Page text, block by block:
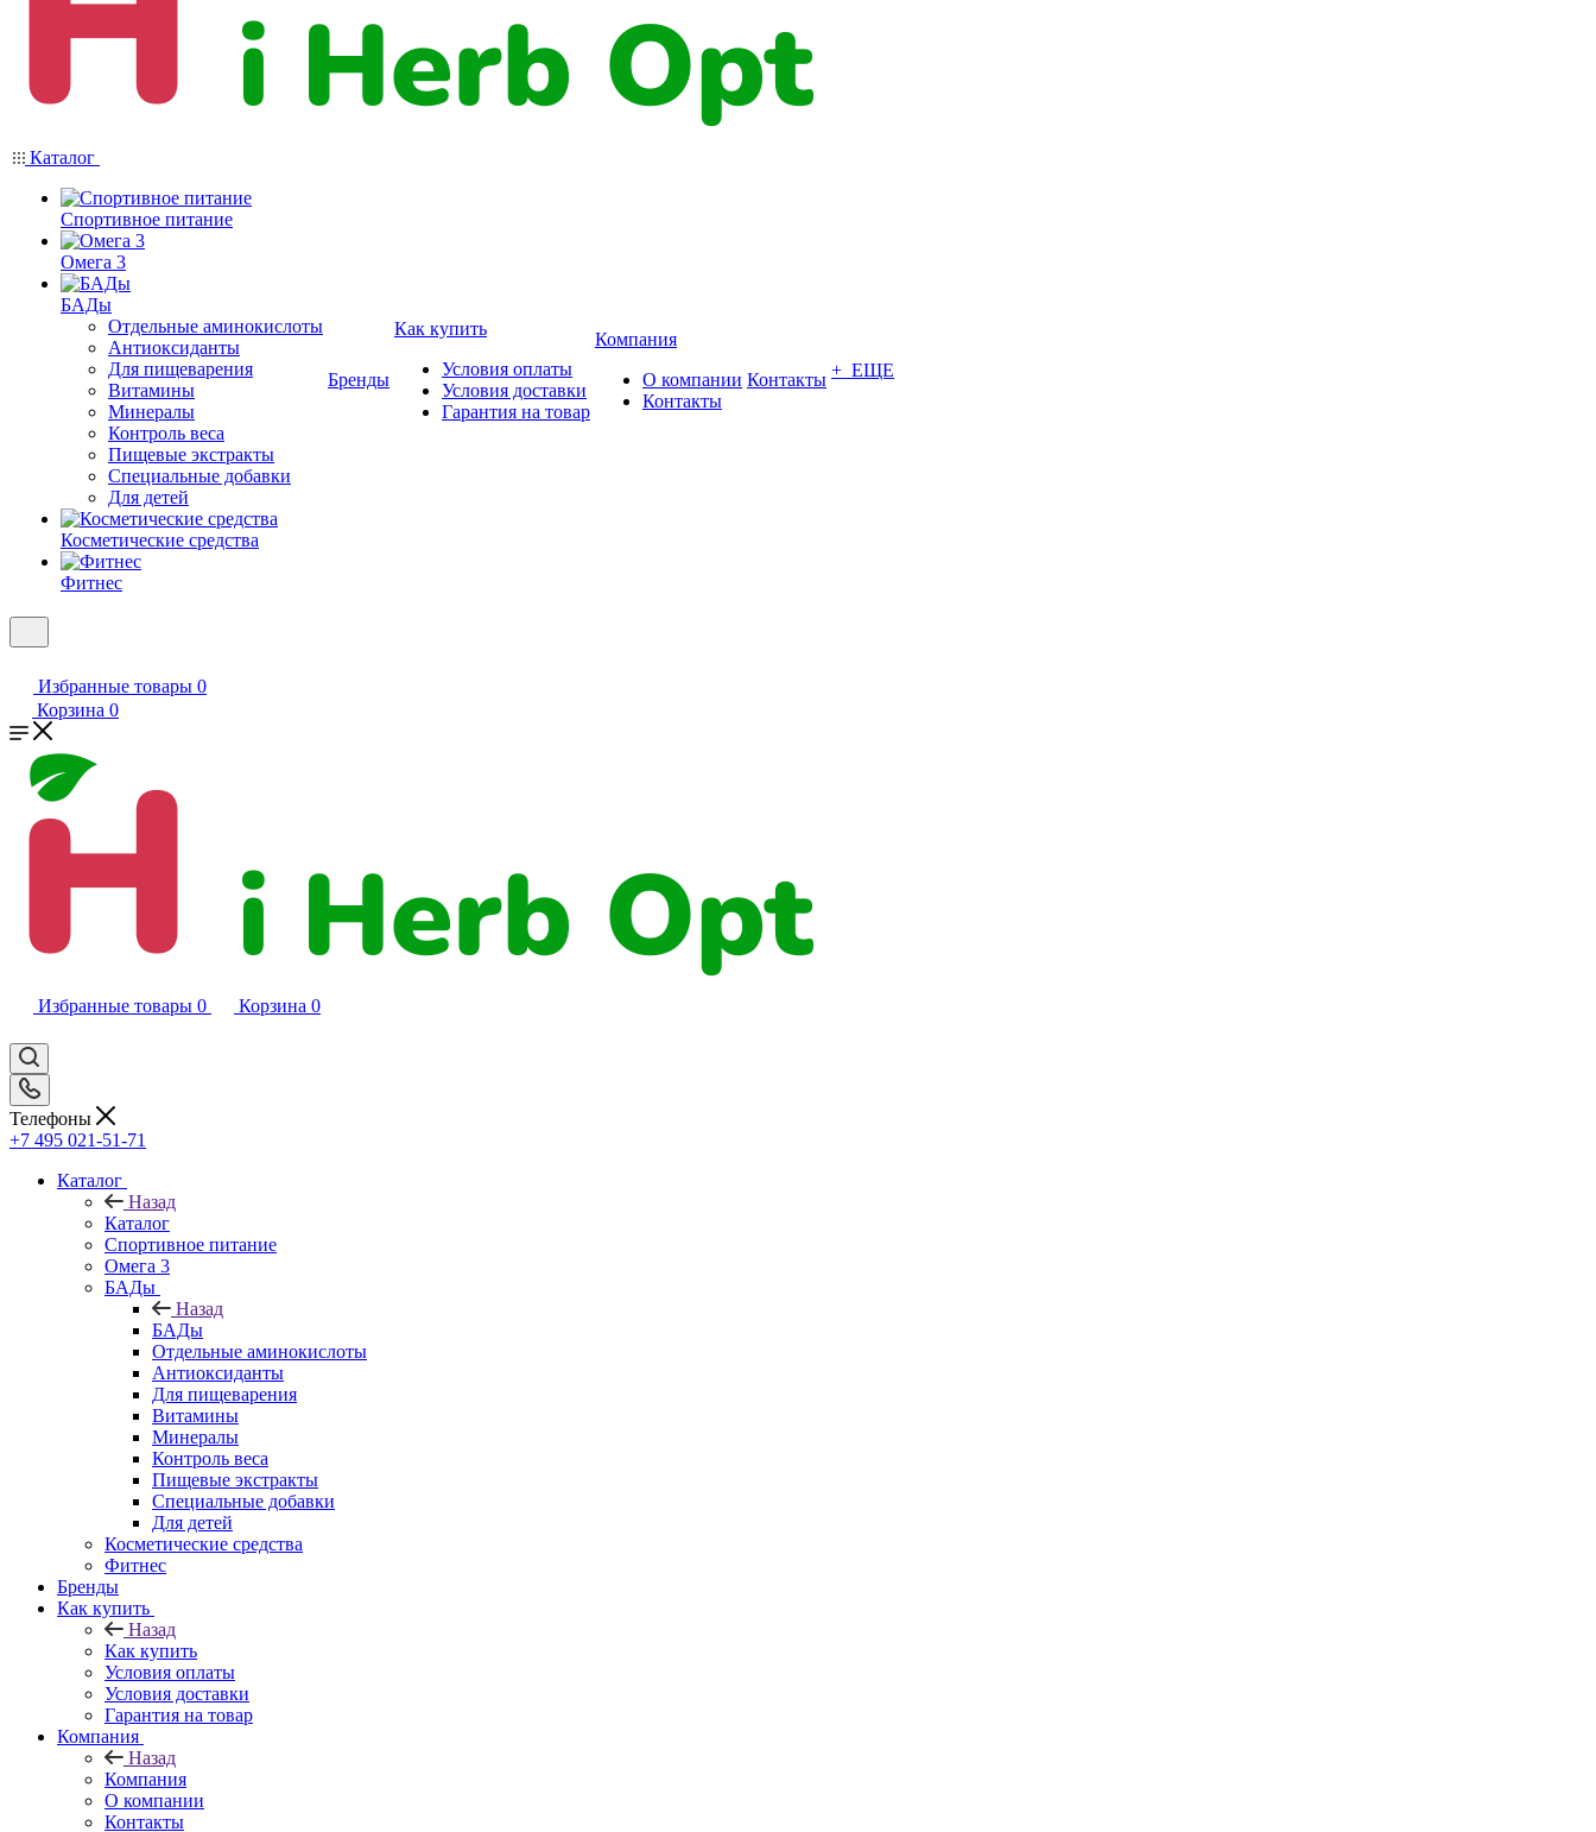
Каталог
Спортивное питание
Омега 3
БАДы
Отдельные аминокислоты
Антиоксиданты
Для пищеварения
Витамины
Минералы
Контроль веса
Пищевые экстракты
Специальные добавки
Для детей
Косметические средства
Фитнес
Бренды
Как купить
Условия оплаты
Условия доставки
Гарантия на товар
Компания
О компании
Контакты
Контакты + ЕЩЕ
Избранные товары 0
Корзина 0
Избранные товары 0 Корзина 0
Телефоны
+7 495 021-51-71
Каталог
Назад
Каталог
Спортивное питание
Омега 3
БАДы
Назад
БАДы
Отдельные аминокислоты
Антиоксиданты
Для пищеварения
Витамины
Минералы
Контроль веса
Пищевые экстракты
Специальные добавки
Для детей
Косметические средства
Фитнес
Бренды
Как купить
Назад
Как купить
Условия оплаты
Условия доставки
Гарантия на товар
Компания
Назад
Компания
О компании
Контакты